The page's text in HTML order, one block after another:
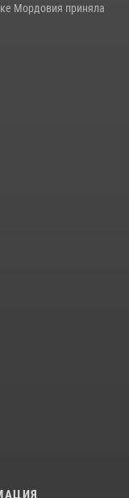
Мордовия приняла